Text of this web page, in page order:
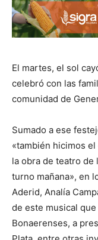
El martes, el sol
celebró con las
comunidad de
Sumado a ese
«también hicimos
la obra de teatro de
turno mañana», en
Aderid, Analía
de este musical
Bonaerenses, a